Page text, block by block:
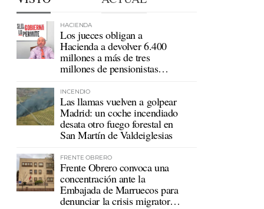
HACIENDA
Los jueces obligan a
Hacienda a devolver 6.400
millones a más de tres
millones de pensionistas
INCENDIO
Las llamas vuelven a golpear
Madrid: un coche incendiado
desata otro fuego forestal en
San Martín de Valdeiglesias
FRENTE OBRERO
Frente Obrero convoca una
concentración ante la
Embajada de Marruecos para
denunciar la crisis migratoria